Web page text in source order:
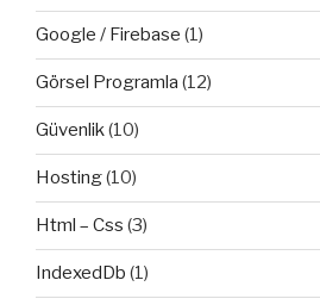
Google / Firebase (1)
Görsel Programla (12)
Güvenlik(10)
Hosting(10)
Html – Css (3)
IndexedDb (1)